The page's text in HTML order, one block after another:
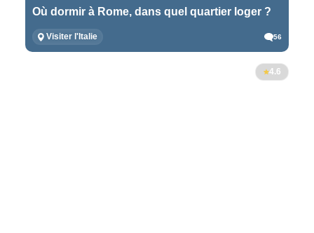
Où dormir à Rome, dans quel quartier loger ?
Visiter l'Italie 56
4.6